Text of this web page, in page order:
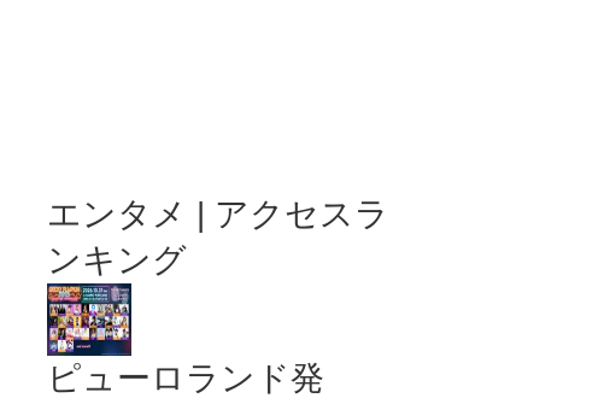
エンタメ | アクセスラ
ンキング
ピューロランド発